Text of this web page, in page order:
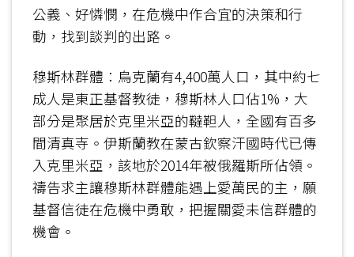
公義、好憐憫，在危機中作合宜的決策和行
動，找到談判的出路。
穆斯林群體：烏克蘭有4,400萬人口，其中約七
成人是東正基督教徒，穆斯林人口佔1%，大
部分是聚居於克里米亞的韃靼人，全國有百多
間清真寺。伊斯蘭教在蒙古欽察汗國時代已傳
入克里米亞，該地於2014年被俄羅斯所佔領。
禱告求主讓穆斯林群體能遇上愛萬民的主，願
基督信徒在危機中勇敢，把握關愛未信群體的
機會。